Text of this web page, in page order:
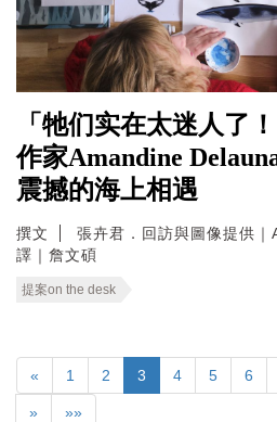
「牠们实在太迷人了
作家Amandine
震撼的海上相遇
撰文
張卉君．回訪與圖像提供
譯｜詹文碩
提案on the desk
« 1 2 3 4 5 6
» »»